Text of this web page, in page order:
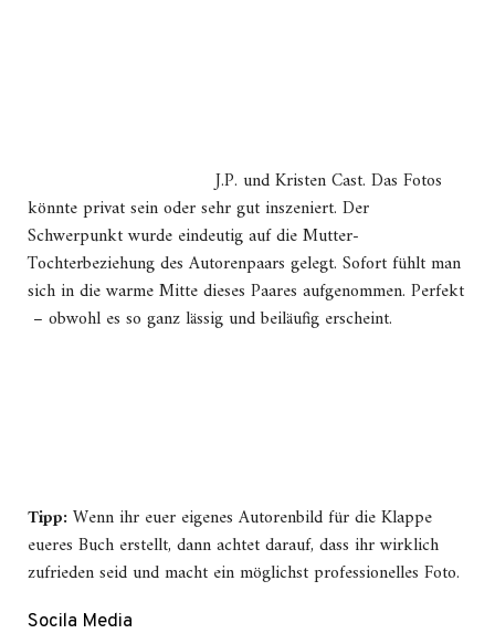
J.P. und Kristen Cast. Das Fotos
könnte privat sein oder sehr gut inszeniert. Der
Schwerpunkt wurde eindeutig auf die Mutter-
Tochterbeziehung des Autorenpaars gelegt. Sofort fühlt man
sich in die warme Mitte dieses Paares aufgenommen. Perfekt
– obwohl es so ganz lässig und beiläufig erscheint.
Tipp: Wenn ihr euer eigenes Autorenbild für die Klappe
eueres Buch erstellt, dann achtet darauf, dass ihr wirklich
zufrieden seid und macht ein möglichst professionelles Foto.
Socila Media